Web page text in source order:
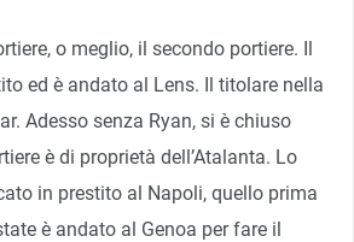
o meglio, il secondo portiere. Il
ed è andato al Lens. Il titolare nella
Adesso senza Ryan, si è chiuso
è di proprietà dell’Atalanta. Lo
in prestito al Napoli, quello prima
è andato al Genoa per fare il